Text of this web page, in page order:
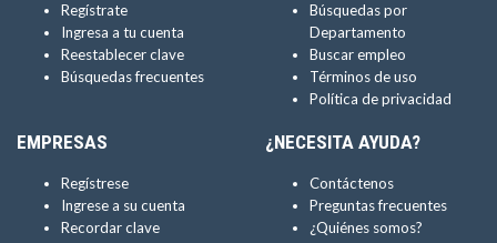
Regístrate
Ingresa a tu cuenta
Reestablecer clave
Búsquedas frecuentes
Búsquedas por
Departamento
Buscar empleo
Términos de uso
Política de privacidad
EMPRESAS
Regístrese
Ingrese a su cuenta
Recordar clave
¿NECESITA AYUDA?
Contáctenos
Preguntas frecuentes
¿Quiénes somos?